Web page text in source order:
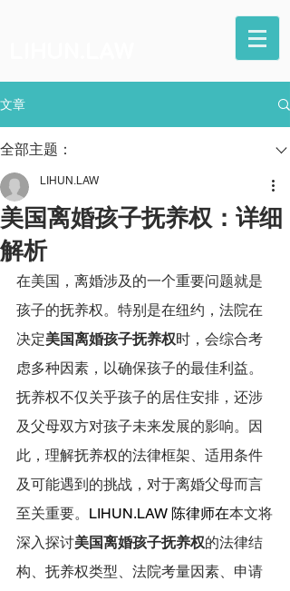
文章
全部主题：
美国离婚孩子抚养权：详细
解析
LIHUN.LAW
在美国，离婚涉及的一个重要问题就是
孩子的抚养权。特别是在纽约，法院在
决定美国离婚孩子抚养权时，会综合考
虑多种因素，以确保孩子的最佳利益。
抚养权不仅关乎孩子的居住安排，还涉
及父母双方对孩子未来发展的影响。因
此，理解抚养权的法律框架、适用条件
及可能遇到的挑战，对于离婚父母而言
至关重要。 LIHUN.LAW 陈律师在本文将
深入探讨美国离婚孩子抚养权的法律结
构、抚养权类型、法院考量因素、申请